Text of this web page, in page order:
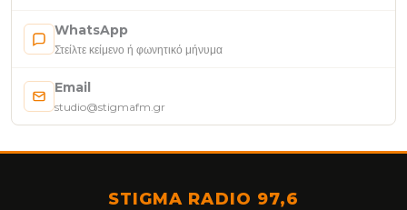
WhatsApp
Στείλτε κείμενο ή φωνητικό μήνυμα
Email
studio@stigmafm.gr
STIGMA RADIO 97,6